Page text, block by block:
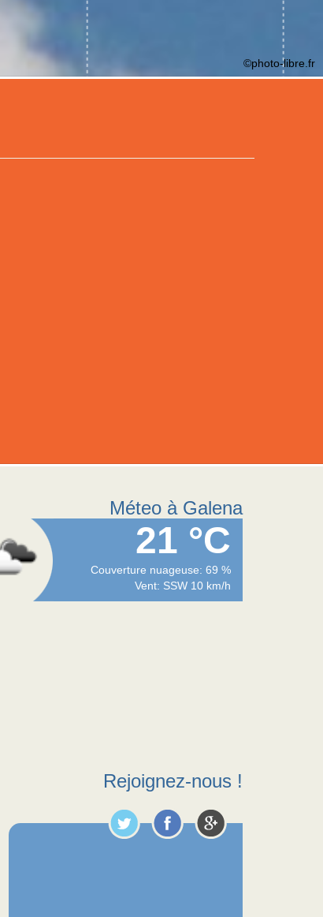
©photo-libre.fr
Méteo à Galena
21 °C
Couverture nuageuse: 69 %
Vent: SSW 10 km/h
Rejoignez-nous !